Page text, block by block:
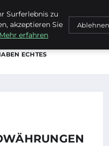
ECHTES
Surferlebnis zu
akzeptieren Sie
Mehr erfahren
Ablehnen